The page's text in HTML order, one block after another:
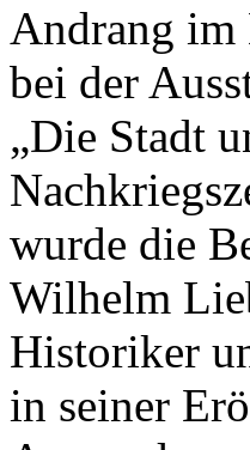
Andrang im
bei der
„Die Stadt
wurde die
Wilhelm
Historiker
in seiner